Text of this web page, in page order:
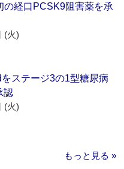
の経口PCSK9阻害薬を承
(火)
ステージ3の1型糖尿病
認
(火)
もっと見る »